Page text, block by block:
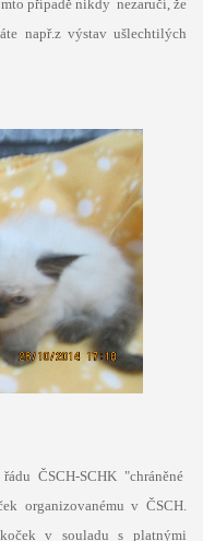
případě nikdy nezaručí, že
např.z výstav ušlechtilých
ČSCH-SCHK "chráněné
organizovanému v ČSCH.
v souladu s platnými